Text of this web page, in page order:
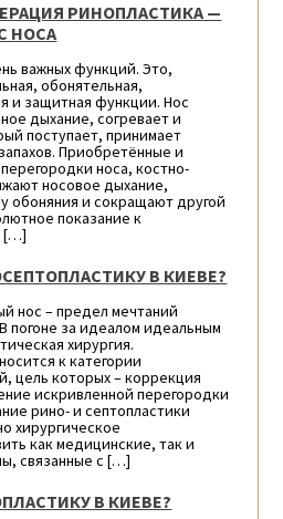
РИНОПЛАСТИКА —
НОСА
важных функций. Это,
обонятельная,
и защитная функции. Нос
дыхание, согревает и
поступает, принимает
Приобретённые и
носа, костно-
носовое дыхание,
обоняния и сокращают другой
показание к
[…]
В КИЕВЕ?
нос – предел мечтаний
погоне за идеалом идеальным
хирургия.
к категории
цель которых – коррекция
искривленной перегородки
рино- и септопластики
хирургическое
как медицинские, так и
связанные с […]
В КИЕВЕ?